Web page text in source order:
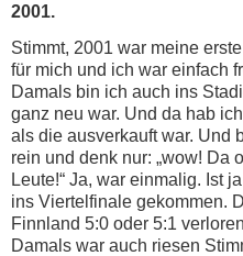
2001.
Stimmt, 2001 war meine
für mich und ich war einfach
Damals bin ich auch ins
ganz neu war. Und da hab
als die ausverkauft war. Und
rein und denk nur: „wow! Da
Leute!“ Ja, war einmalig. Ist
ins Viertelfinale gekommen.
Finnland 5:0 oder 5:1
Damals war auch riesen